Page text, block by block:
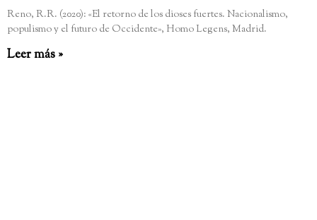
Reno, R.R. (2020): «El retorno de los dioses fuertes. Nacionalismo,
populismo y el futuro de Occidente», Homo Legens, Madrid.
Leer más »